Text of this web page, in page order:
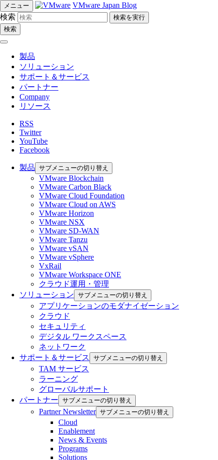
メニュー
VMware Japan Blog
検索
検索
製品
ソリューション
サポート＆サービス
パートナー
Company
リソース
RSS
Twitter
YouTube
Facebook
製品 サブメニューの切り替え
VMware Blockchain
VMware Carbon Black
VMware Cloud Foundation
VMware Cloud on AWS
VMware Horizon
VMware NSX
VMware SD-WAN
VMware Tanzu
VMware vSAN
VMware vSphere
VxRail
VMware Workspace ONE
クラウド運用・管理
ソリューション サブメニューの切り替え
アプリケーションのモダナイゼーション
クラウド
セキュリティ
デジタル ワークスペース
ネットワーク
サポート＆サービス
サブメニューの切り替え
TAM サービス
ラーニング
グローバルサポート
パートナー サブメニューの切り替え
Partner Newsletter サブメニューの切り替え
Cloud
Enablement
News & Events
Programs
Solutions